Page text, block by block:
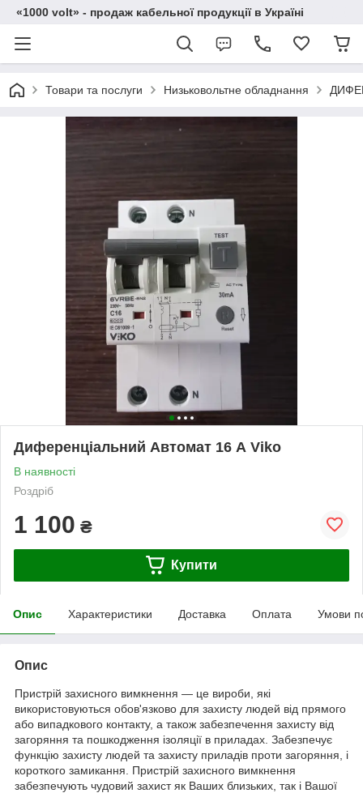
«1000 volt» - продаж кабельної продукції в Україні
Товари та послуги Низьковольтне обладнання
Диференціальний Автомат 16 А Viko
В наявності
Роздріб
1 100 ₴
Купити
Опис Характеристики Доставка Оплата Умови
Опис
Пристрій захисного вимкнення — це вироби, які
використовуються обов'язково для захисту людей від прямого
або випадкового контакту, а також забезпечення захисту від
загоряння та пошкодження ізоляції в приладах. Забезпечує
функцію захисту людей та захисту приладів проти загоряння, і
короткого замикання. Пристрій захисного вимкнення
забезпечують чудовий захист як Ваших близьких, так і Вашої